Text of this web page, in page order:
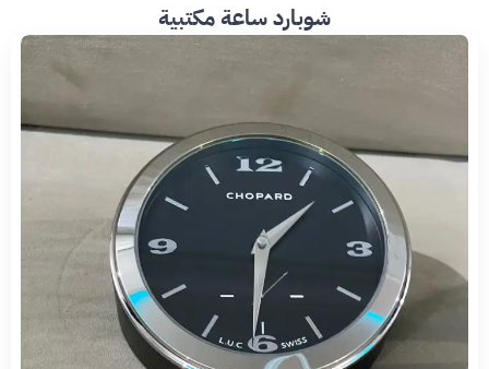
شوبارد ساعة مكتبية